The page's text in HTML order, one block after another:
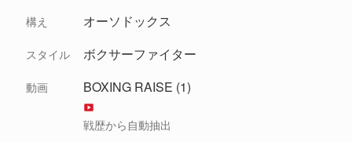
構え オーソドックス
スタイル ボクサーファイター
動画 BOXING RAISE (1)
戦歴から自動抽出